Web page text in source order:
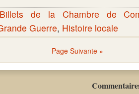
Billets de la Chambre de
Guerre, Histoire locale
Page Suivante »